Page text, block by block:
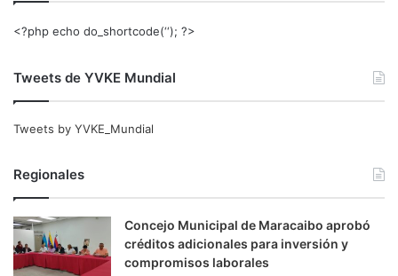
<?php echo do_shortcode(‘‘); ?>
Tweets de YVKE Mundial
Tweets by YVKE_Mundial
Regionales
Concejo Municipal de Maracaibo aprobó
créditos adicionales para inversión y
compromisos laborales